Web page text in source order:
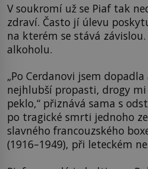
V soukromí už se Piaf tak
zdraví. Často jí úlevu
na kterém se stává
alkoholu.
„Po Cerdanovi jsem
nejhlubší propasti, drogy
peklo,“ přiznává sama s
po tragické smrti jednoho
slavného francouzského
(1916–1949), při leteckém